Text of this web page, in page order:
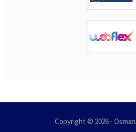
Copyright © 2026 -